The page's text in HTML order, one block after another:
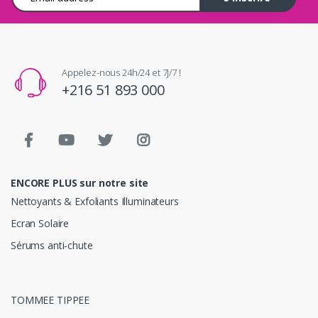
Appelez-nous 24h/24 et 7j/7 !
+216 51 893 000
ENCORE PLUS sur notre site
Nettoyants & Exfoliants Illuminateurs
Ecran Solaire
Sérums anti-chute
TOMMEE TIPPEE